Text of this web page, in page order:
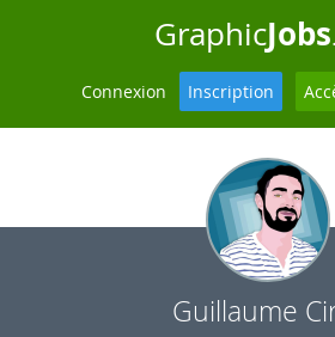
GraphicJobs
Connexion Inscription
Guillaume